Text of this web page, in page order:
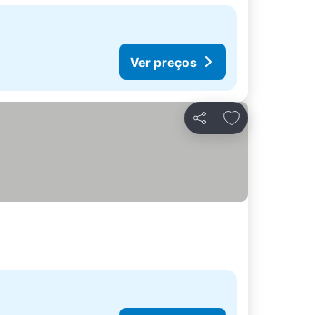
Ver preços
Partilhar
Adicionar aos